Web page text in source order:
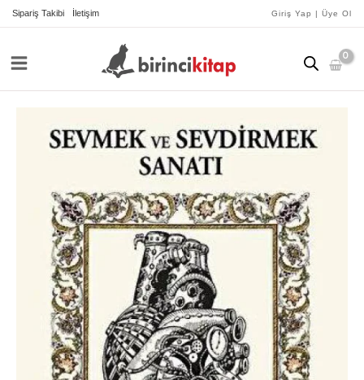
İçeriğe
Sipariş Takibi İletişim Giriş Yap | Üye Ol